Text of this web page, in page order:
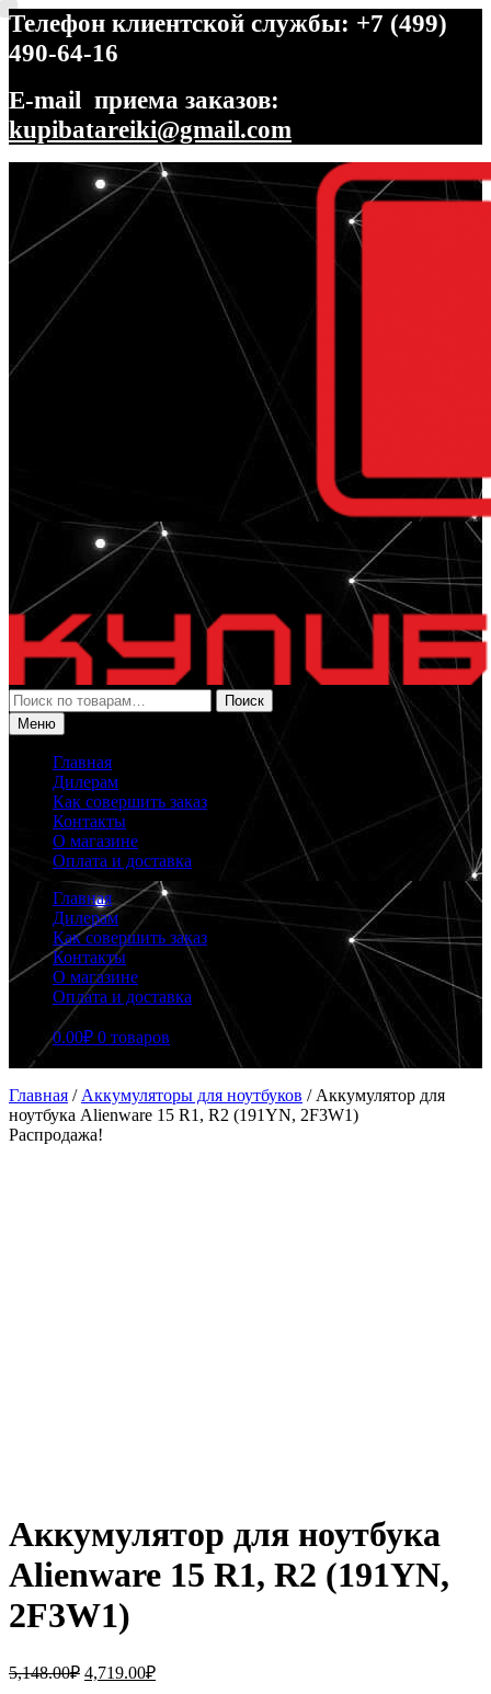
Телефон клиентской службы: +7 (499)
490-64-16
E-mail приема заказов:
kupibatareiki@gmail.com
Перейти
навигации
Перейти
содержимому
Искать:
Поиск
Меню
Главная
Дилерам
Как совершить заказ
Контакты
О магазине
Оплата и доставка
Главная
Дилерам
Как совершить заказ
Контакты
О магазине
Оплата и доставка
0.00₽ 0 товаров
Главная / Аккумуляторы для ноутбуков / Аккумулятор для
ноутбука Alienware 15 R1, R2 (191YN, 2F3W1)
Распродажа!
Аккумулятор для ноутбука
Alienware 15 R1, R2 (191YN,
2F3W1)
5,148.00₽ Первоначальная
4,719.00₽Текущая